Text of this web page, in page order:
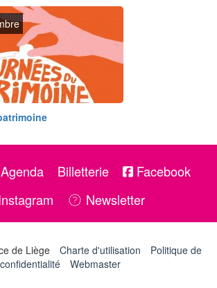
Agenda Billetterie
Facebook
Newsletter
de Liège Charte d'utilisation
Politique de
confidentialité
Webmaster